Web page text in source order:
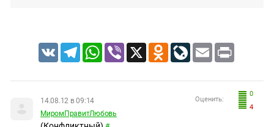
VK TelegramWhatsApp
Viber X Odnoklassniki
LiveJournal
Email Print
0
4
Оценить:
14.08.12 в 09:14
МиромПравитЛюбовь